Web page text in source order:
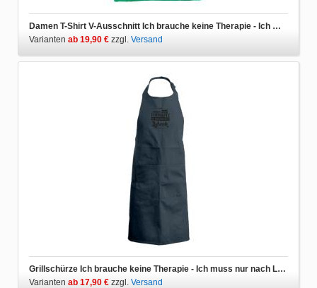
Damen T-Shirt V-Ausschnitt Ich brauche keine Therapie - Ich muss nur nach Lübeck
Varianten ab 19,90 € zzgl. Versand
Grillschürze Ich brauche keine Therapie - Ich muss nur nach Lübeck
Varianten ab 17,90 € zzgl. Versand